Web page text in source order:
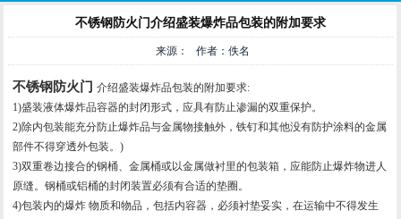
不锈钢防火门介绍盛装爆炸品包装的附加要求
来源： 作者：佚名
不锈钢防火门 介绍盛装爆炸品包装的附加要求:
1)盛装液体爆炸品容器的封闭形式，应具有防止渗漏的双重保护。
2)除内包装能充分防止爆炸品与金属物接触外，铁钉和其他没有防护涂料的金属
部件不得穿透外包装。)
3)双重卷边接合的钢桶、金属桶或以金属做衬里的包装箱，应能防止爆炸物进人
原缝。钢桶或铝桶的封闭装置必须有合适的垫圈。
4)包装内的爆炸 物质和物品，包括内容器，必须衬垫妥实，在运输中不得发生